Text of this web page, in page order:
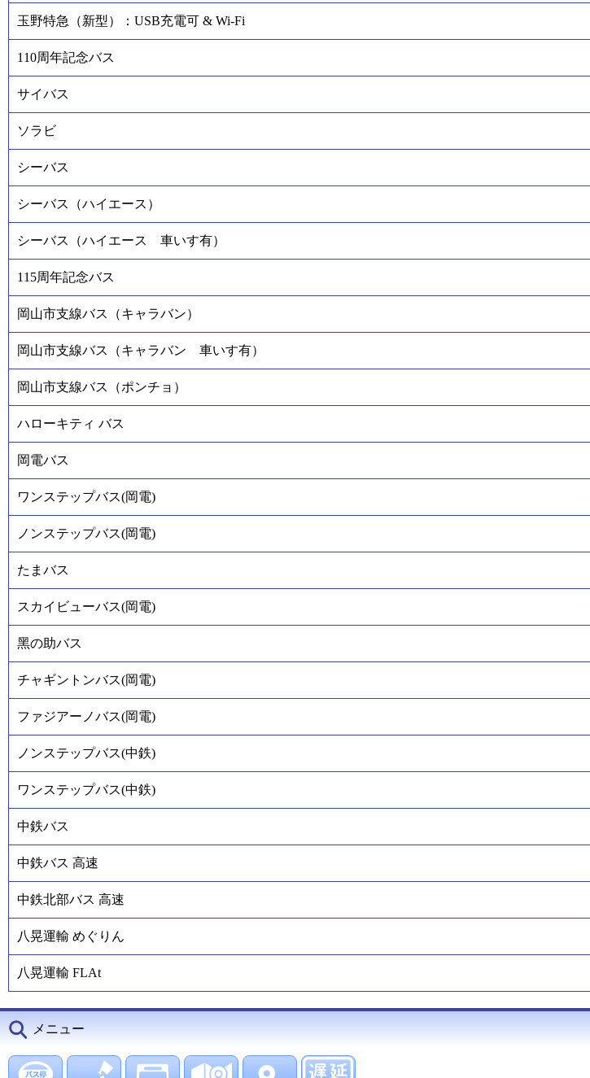
玉野特急（新型）：USB充電可 & Wi-Fi
110周年記念バス
サイバス
ソラビ
シーバス
シーバス（ハイエース）
シーバス（ハイエース 車いす有）
115周年記念バス
岡山市支線バス（キャラバン）
岡山市支線バス（キャラバン 車いす有）
岡山市支線バス（ポンチョ）
ハローキティ バス
岡電バス
ワンステップバス(岡電)
ノンステップバス(岡電)
たまバス
スカイビューバス(岡電)
黑の助バス
チャギントンバス(岡電)
ファジアーノバス(岡電)
ノンステップバス(中鉄)
ワンステップバス(中鉄)
中鉄バス
中鉄バス 高速
中鉄北部バス 高速
八晃運輸 めぐりん
八晃運輸 FLAt
メニュー